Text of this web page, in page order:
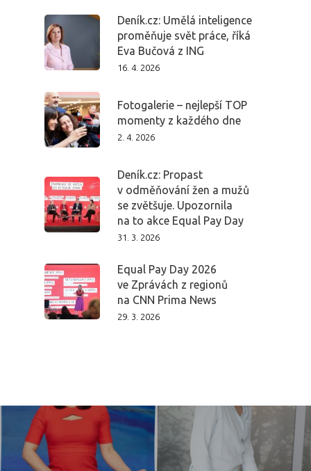
Deník.cz: Umělá inteligence
proměňuje svět práce, říká
Eva Bučová z ING
16. 4. 2026
Fotogalerie – nejlepší TOP
momenty z každého dne
2. 4. 2026
Deník.cz: Propast
v odměňování žen a mužů
se zvětšuje. Upozornila
na to akce Equal Pay Day
31. 3. 2026
Equal Pay Day 2026
ve Zprávách z regionů
na CNN Prima News
29. 3. 2026
PRO MÉDIA
Program 26.3.
Program 27.3.